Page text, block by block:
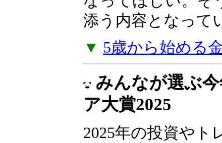
添う内容となって
▼ 5歳から始める
みんなが選ぶ
ア大賞2025
2025年の投資やト